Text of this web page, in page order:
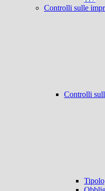
Controlli sulle
Controlli